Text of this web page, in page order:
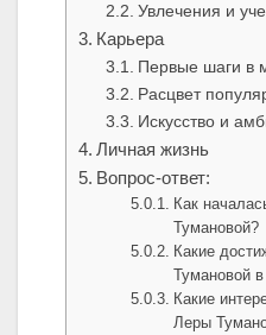
Увлечения и
Карьера
Первые шаги в
Расцвет
Искусство и
Личная жизнь
Вопрос-ответ:
Как
Тумановой?
Какие
Тумановой
Какие
Леры